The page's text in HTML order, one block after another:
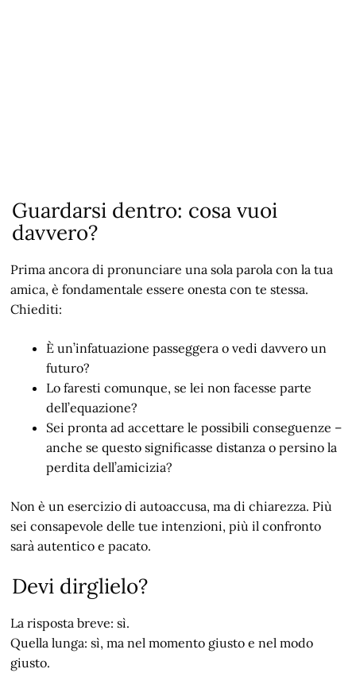
Guardarsi dentro: cosa vuoi
davvero?
Prima ancora di pronunciare una sola parola con la tua
amica, è fondamentale essere onesta con te stessa.
Chiediti:
È un’infatuazione passeggera o vedi davvero un
futuro?
Lo faresti comunque, se lei non facesse parte
dell’equazione?
Sei pronta ad accettare le possibili conseguenze –
anche se questo significasse distanza o persino la
perdita dell’amicizia?
Non è un esercizio di autoaccusa, ma di chiarezza. Più
sei consapevole delle tue intenzioni, più il confronto
sarà autentico e pacato.
Devi dirglielo?
La risposta breve: sì.
Quella lunga: sì, ma nel momento giusto e nel modo
giusto.